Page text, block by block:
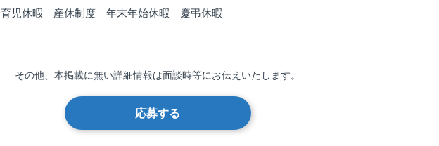
育児休暇 産休制度 年末年始休暇 慶弔休暇
その他、本掲載に無い詳細情報は面談時等にお伝えいたします。
応募する